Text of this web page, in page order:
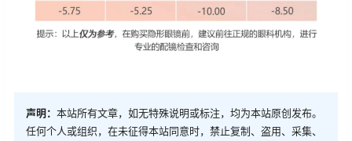
声明： 本站所有文章，如无特殊说明或标注，均为本站原创发布。
任何个人或组织，在未征得本站同意时，禁止复制、盗用、采集、